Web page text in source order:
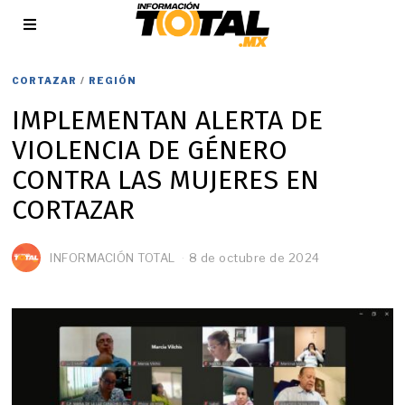
CORTAZAR / REGIÓN
IMPLEMENTAN ALERTA DE
VIOLENCIA DE GÉNERO
CONTRA LAS MUJERES EN
CORTAZAR
INFORMACIÓN TOTAL 8 de octubre de 2024